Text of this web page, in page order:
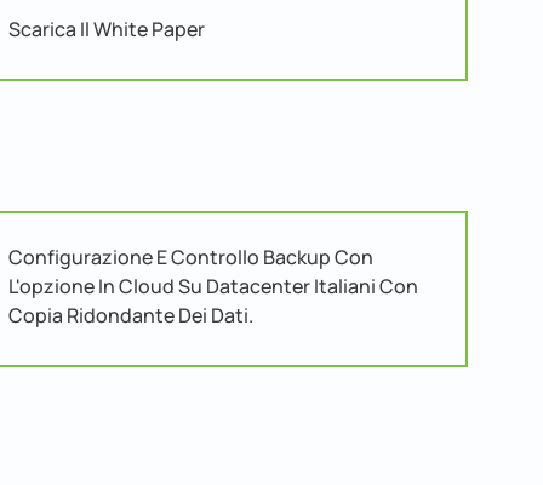
Scarica Il White Paper
Configurazione E Controllo Backup Con
L'opzione In Cloud Su Datacenter Italiani Con
Copia Ridondante Dei Dati.